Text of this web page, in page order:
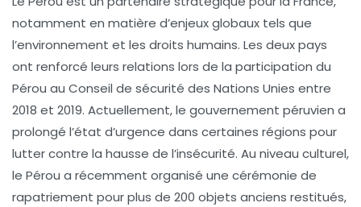
notamment en matière d’enjeux globaux tels que
l’environnement et les droits humains. Les deux pays
ont renforcé leurs relations lors de la participation du
Pérou au Conseil de sécurité des Nations Unies entre
2018 et 2019. Actuellement, le gouvernement péruvien a
prolongé l’état d’urgence dans certaines régions pour
lutter contre la hausse de l’insécurité. Au niveau culturel,
le Pérou a récemment organisé une cérémonie de
rapatriement pour plus de 200 objets anciens restitués,